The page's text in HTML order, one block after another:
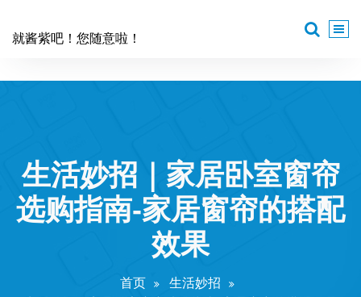
就酱紫吧！您随意啦！
生活妙招｜家居卧室窗帘
选购指南-家居窗帘的搭配
效果
首页
生活妙招